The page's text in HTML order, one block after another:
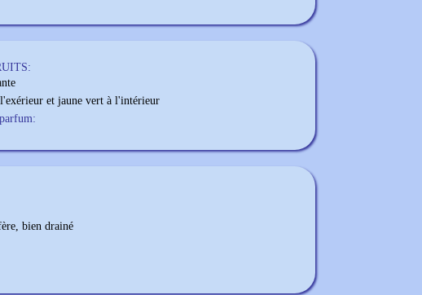
et jaune vert à l'intérieur
parfum:
bien drainé